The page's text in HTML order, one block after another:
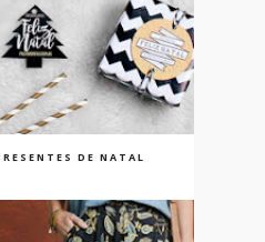
DE NATAL